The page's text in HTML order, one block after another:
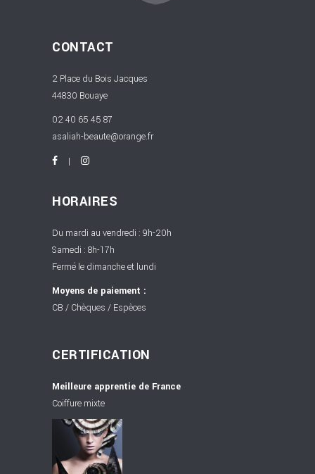
CONTACT
2 Place du Bois Jacques
44830 Bouaye
02 40 65 45 87
asaliah-beaute@orange.fr
HORAIRES
Du mardi au vendredi : 9h-20h
Samedi : 8h-17h
Fermé le dimanche et lundi
Moyens de paiement :
CB / Chèques / Espèces
CERTIFICATION
Meilleure apprentie de France
Coiffure mixte